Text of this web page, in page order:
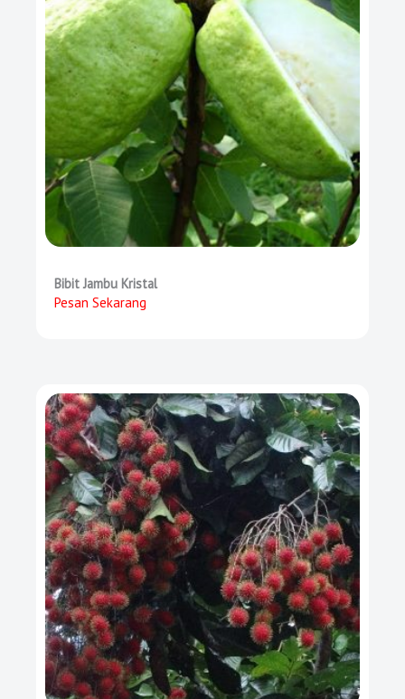
Bibit Jambu Kristal
Pesan Sekarang